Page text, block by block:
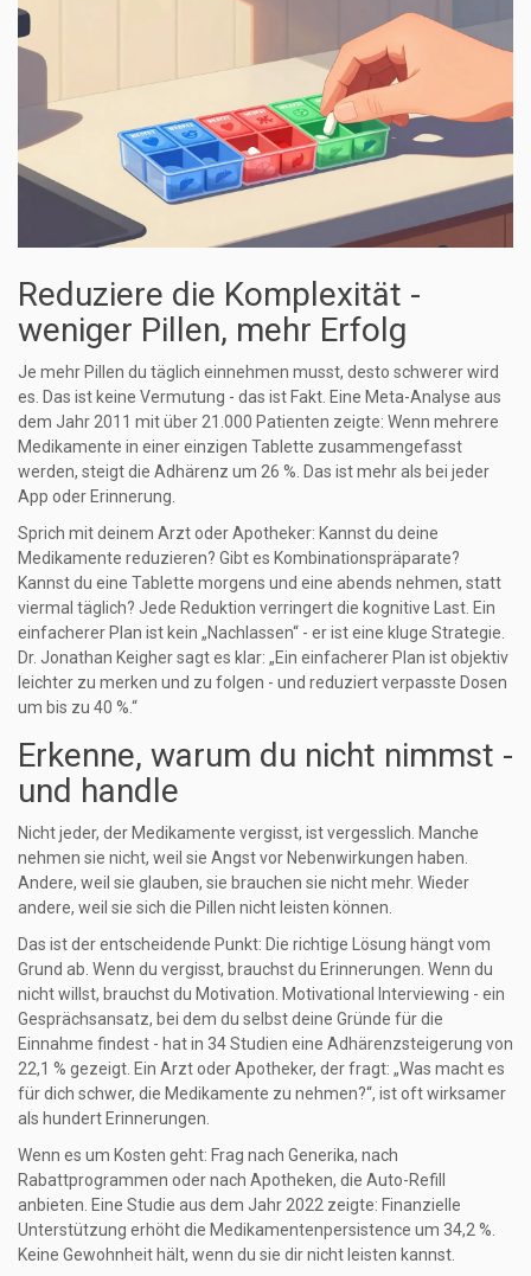
Reduziere die Komplexität -
weniger Pillen, mehr Erfolg
Je mehr Pillen du täglich einnehmen musst, desto schwerer wird
es. Das ist keine Vermutung - das ist Fakt. Eine Meta-Analyse aus
dem Jahr 2011 mit über 21.000 Patienten zeigte: Wenn mehrere
Medikamente in einer einzigen Tablette zusammengefasst
werden, steigt die Adhärenz um 26 %. Das ist mehr als bei jeder
App oder Erinnerung.
Sprich mit deinem Arzt oder Apotheker: Kannst du deine
Medikamente reduzieren? Gibt es Kombinationspräparate?
Kannst du eine Tablette morgens und eine abends nehmen, statt
viermal täglich? Jede Reduktion verringert die kognitive Last. Ein
einfacherer Plan ist kein „Nachlassen“ - er ist eine kluge Strategie.
Dr. Jonathan Keigher sagt es klar: „Ein einfacherer Plan ist objektiv
leichter zu merken und zu folgen - und reduziert verpasste Dosen
um bis zu 40 %.“
Erkenne, warum du nicht nimmst -
und handle
Nicht jeder, der Medikamente vergisst, ist vergesslich. Manche
nehmen sie nicht, weil sie Angst vor Nebenwirkungen haben.
Andere, weil sie glauben, sie brauchen sie nicht mehr. Wieder
andere, weil sie sich die Pillen nicht leisten können.
Das ist der entscheidende Punkt: Die richtige Lösung hängt vom
Grund ab. Wenn du vergisst, brauchst du Erinnerungen. Wenn du
nicht willst, brauchst du Motivation. Motivational Interviewing - ein
Gesprächsansatz, bei dem du selbst deine Gründe für die
Einnahme findest - hat in 34 Studien eine Adhärenzsteigerung von
22,1 % gezeigt. Ein Arzt oder Apotheker, der fragt: „Was macht es
für dich schwer, die Medikamente zu nehmen?“, ist oft wirksamer
als hundert Erinnerungen.
Wenn es um Kosten geht: Frag nach Generika, nach
Rabattprogrammen oder nach Apotheken, die Auto-Refill
anbieten. Eine Studie aus dem Jahr 2022 zeigte: Finanzielle
Unterstützung erhöht die Medikamentenpersistence um 34,2 %.
Keine Gewohnheit hält, wenn du sie dir nicht leisten kannst.